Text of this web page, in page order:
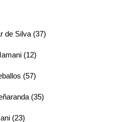
de Silva (37)
(12)
(57)
(35)
(23)